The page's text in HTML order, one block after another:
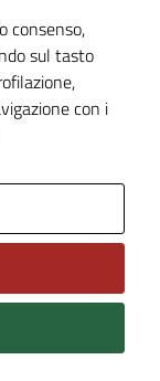
consenso,
sul tasto
con i